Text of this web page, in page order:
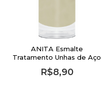
ANITA Esmalte
Tratamento Unhas de Aço
- 10ml
R$8,90